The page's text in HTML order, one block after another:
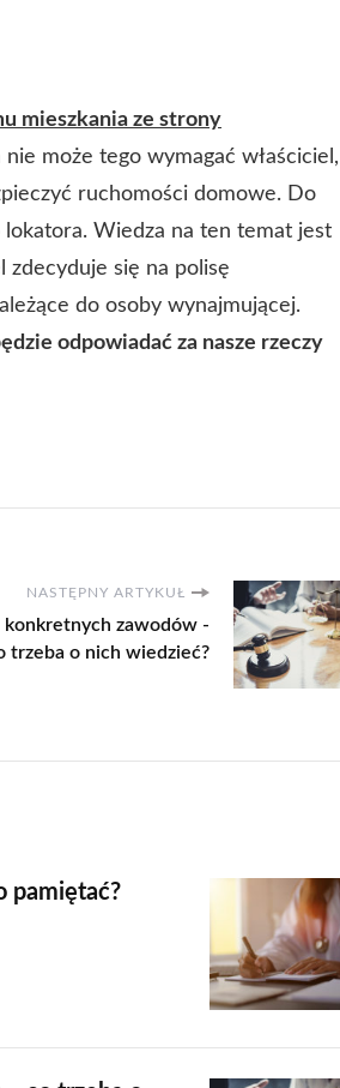
mieszkania ze strony
może tego wymagać właściciel,
ruchomości domowe. Do
Wiedza na ten temat jest
zdecyduje się na polisę
do osoby wynajmującej.
odpowiadać za nasze rzeczy
NASTĘPNY ARTYKUŁ
konkretnych zawodów -
trzeba o nich wiedzieć?
pamiętać?